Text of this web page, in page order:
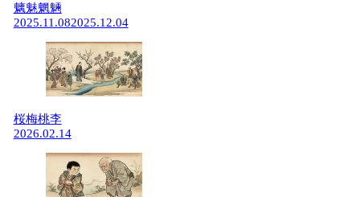
魑魅魍魎
2025.11.082025.12.04
桜梅桃李
2026.02.14